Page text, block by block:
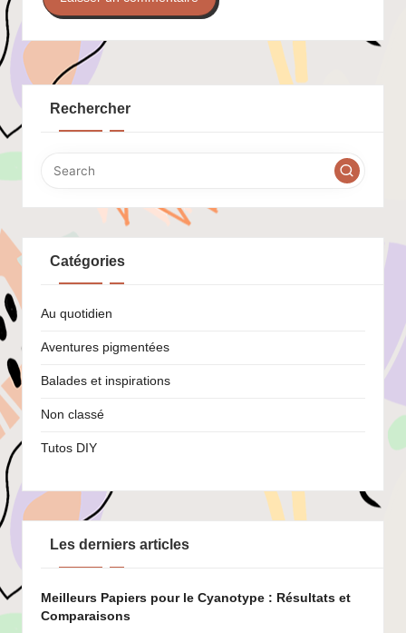
Rechercher
Catégories
Au quotidien
Aventures pigmentées
Balades et inspirations
Non classé
Tutos DIY
Les derniers articles
Meilleurs Papiers pour le Cyanotype : Résultats et
Comparaisons